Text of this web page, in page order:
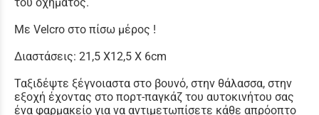
Με Velcro στο πίσω μέρος !
Διαστάσεις: 21,5 Χ12,5 Χ 6cm
Ταξιδέψτε ξέγνοιαστα στο βουνό, στην θάλασσα, στην
εξοχή έχοντας στο πορτ-παγκάζ του αυτοκινήτου σας
ένα φαρμακείο για να αντιμετωπίσετε κάθε απρόοπτο